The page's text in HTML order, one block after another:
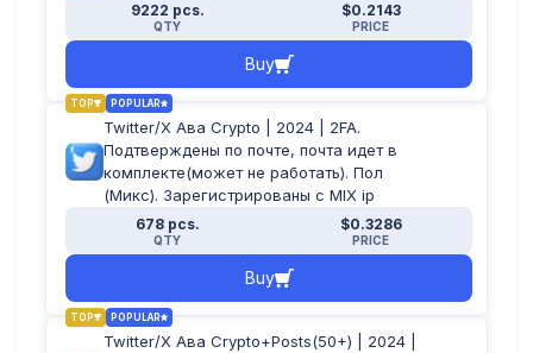
9222 pcs.
QTY
$0.2143
PRICE
Buy
TOP POPULAR
Twitter/X Ава Crypto | 2024 | 2FA.
Подтверждены по почте, почта идет в
комплекте(может не работать). Пол
(Микс). Зарегистрированы с MIX ip
678 pcs.
QTY
$0.3286
PRICE
Buy
TOP POPULAR
Twitter/X Ава Crypto+Posts(50+) | 2024 |